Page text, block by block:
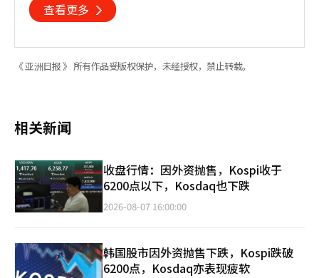
查看更多
《 亚洲日报 》 所有作品受版权保护，未经授权，禁止转载。
相关新闻
收盘行情：因外资抛售，Kospi收于
6200点以下，Kosdaq也下跌
2026-08-07 16:00:00
韩国股市因外资抛售下跌，Kospi跌破
6200点，Kosdaq亦表现疲软